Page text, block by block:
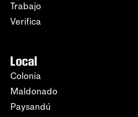
Trabajo
Verifica
Local
Colonia
Maldonado
Paysandú